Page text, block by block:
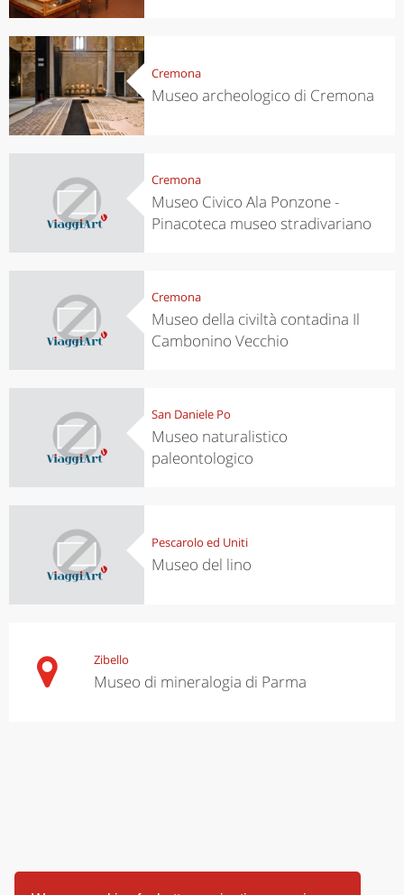
Cremona
Museo archeologico di Cremona
Cremona
Museo Civico Ala Ponzone -
Pinacoteca museo stradivariano
Cremona
Museo della civiltà contadina Il
Cambonino Vecchio
San Daniele Po
Museo naturalistico
paleontologico
Pescarolo ed Uniti
Museo del lino
Zibello
Museo di mineralogia di Parma